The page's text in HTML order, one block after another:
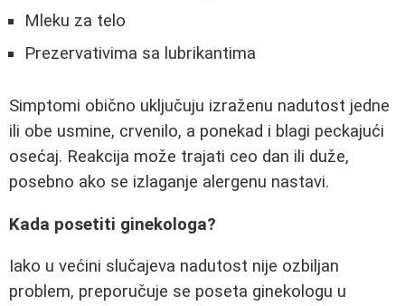
Mleku za telo
Prezervativima sa lubrikantima
Simptomi obično uključuju izraženu nadutost jedne
ili obe usmine, crvenilo, a ponekad i blagi peckajući
osećaj. Reakcija može trajati ceo dan ili duže,
posebno ako se izlaganje alergenu nastavi.
Kada posetiti ginekologa?
Iako u većini slučajeva nadutost nije ozbiljan
problem, preporučuje se poseta ginekologu u